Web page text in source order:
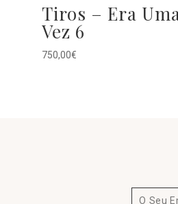
Tiros – Era
Vez 6
750,00€